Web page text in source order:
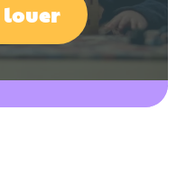
louer